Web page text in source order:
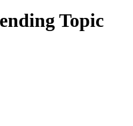
Topic